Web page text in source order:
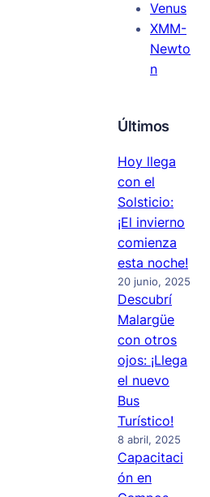
Venus
XMM-
Newto
n
Últimos
Hoy llega
con el
Solsticio:
¡El invierno
comienza
esta noche!
20 junio, 2025
Descubrí
Malargüe
con otros
ojos: ¡Llega
el nuevo
Bus
Turístico!
8 abril, 2025
Capacitaci
ón en